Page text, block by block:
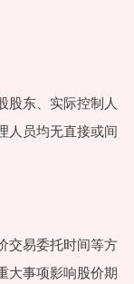
股东、实际控制人
人员均无直接或间
交易委托时间等方
大事项影响股价期